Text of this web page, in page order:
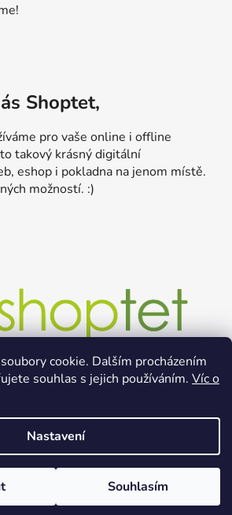
cookie. Dalším procházením
souhlas s jejich používáním. Víc o
Nastavení
Souhlasím
Shoptet,
pro vaše online i offline
takový krásný digitální
eshop i pokladna na jenom místě.
možností. :)
Vytvořil Shoptet
. Všechna práva vyhrazena.